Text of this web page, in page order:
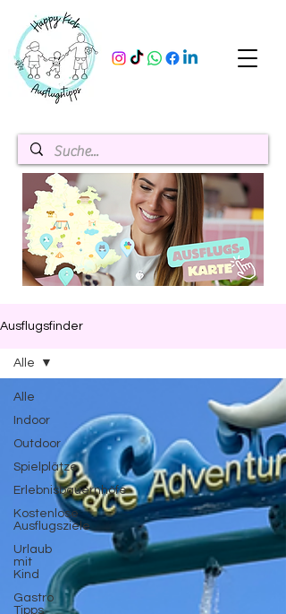
Ausflugsfinder
Alle
Indoor
Outdoor
Spielplätze
Erlebnisbauernhöfe
Kostenlose
Ausflugsziele
Urlaub
mit
Kind
Gastro
Tipps
Alle